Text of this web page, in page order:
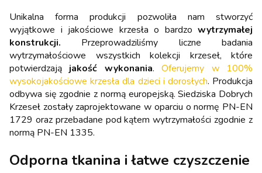
Unikalna forma produkcji pozwoliła nam stworzyć
wyjątkowe i jakościowe krzesła o bardzo wytrzymałej
konstrukcji. Przeprowadziliśmy liczne badania
wytrzymałościowe wszystkich kolekcji krzeseł, które
potwierdzająjakość wykonania.Oferujemy w 100%
wysokojakościowe krzesła dla dzieci i dorosłych. Produkcja
odbywa się zgodnie z normą europejską. Siedziska Dobrych
Krzeseł zostały zaprojektowane w oparciu o normę PN-EN
1729 oraz przebadane pod kątem wytrzymałości zgodnie z
normą PN-EN 1335.
Odporna tkanina i łatwe czyszczenie